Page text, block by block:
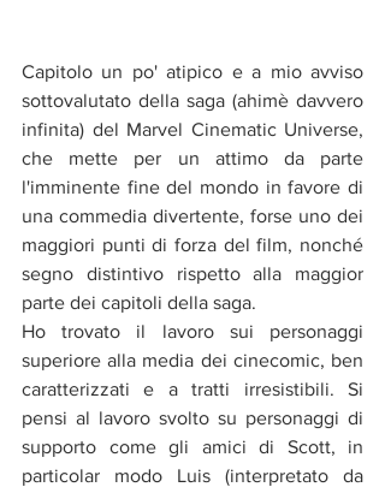
Capitolo un po' atipico e a mio avviso
sottovalutato della saga (ahimè davvero
infinita) del Marvel Cinematic Universe,
che mette per un attimo da parte
l'imminente fine del mondo in favore di
una commedia divertente, forse uno dei
maggiori punti di forza del film, nonché
segno distintivo rispetto alla maggior
parte dei capitoli della saga.
Ho trovato il lavoro sui personaggi
superiore alla media dei cinecomic, ben
caratterizzati e a tratti irresistibili. Si
pensi al lavoro svolto su personaggi di
supporto come gli amici di Scott, in
particolar modo Luis (interpretato da